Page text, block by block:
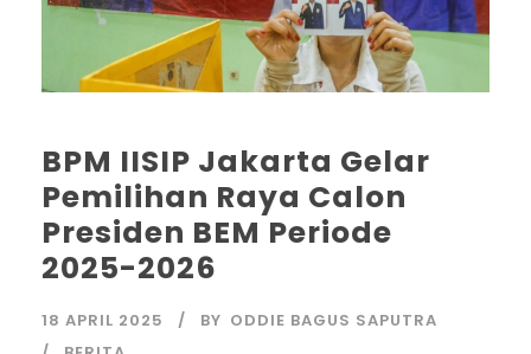
BPM IISIP Jakarta Gelar
Pemilihan Raya Calon
Presiden BEM Periode
2025-2026
18 APRIL 2025 BY ODDIE BAGUS SAPUTRA